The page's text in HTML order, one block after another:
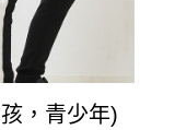
，青少年)